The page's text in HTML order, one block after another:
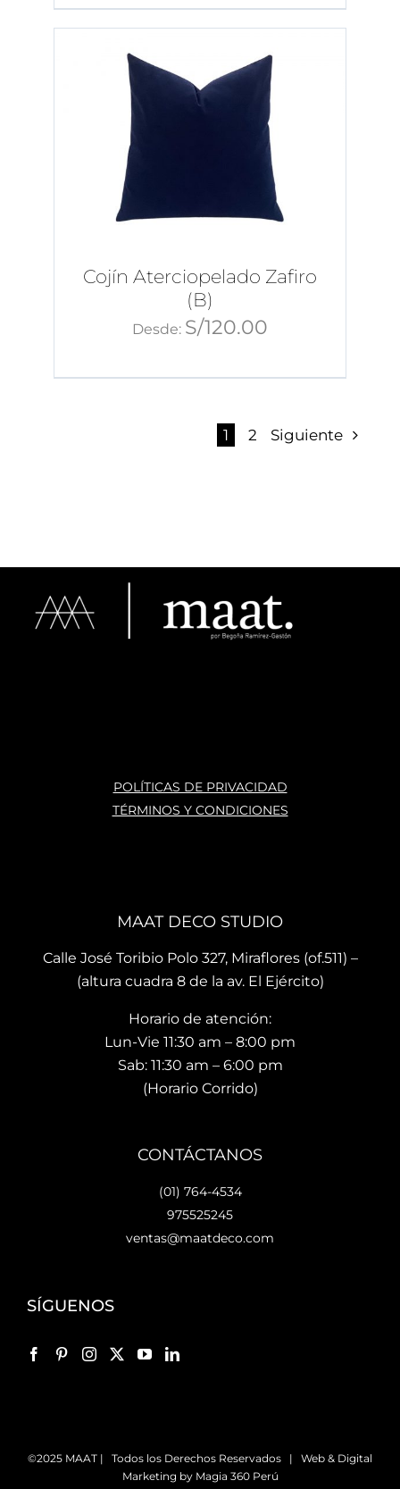
Cojín Aterciopelado Zafiro
(B)
Desde: S/120.00
1 2 Siguiente
POLÍTICAS DE PRIVACIDAD
TÉRMINOS Y CONDICIONES
MAAT DECO STUDIO
Calle José Toribio Polo 327, Miraflores (of.511) –
(altura cuadra 8 de la av. El Ejército)
Horario de atención:
Lun-Vie 11:30 am – 8:00 pm
Sab: 11:30 am – 6:00 pm
(Horario Corrido)
CONTÁCTANOS
(01) 764-4534
975525245
ventas@maatdeco.com
SÍGUENOS
©2025 MAAT | Todos los Derechos Reservados | Web & Digital
Marketing by Magia 360 Perú